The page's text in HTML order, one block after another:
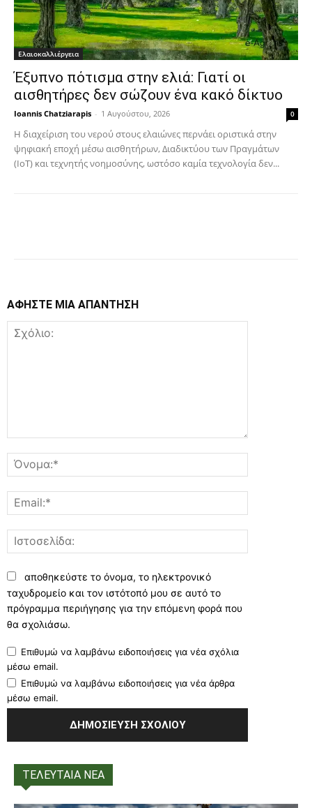
Ελαιοκαλλιέργεια
Έξυπνο πότισμα στην ελιά: Γιατί οι
αισθητήρες δεν σώζουν ένα κακό δίκτυο
Ioannis Chatziarapis - 1 Αυγούστου, 2026 0
Η διαχείριση του νερού στους ελαιώνες περνάει οριστικά στην
ψηφιακή εποχή μέσω αισθητήρων, Διαδικτύου των Πραγμάτων
(IoT) και τεχνητής νοημοσύνης, ωστόσο καμία τεχνολογία δεν...
ΑΦΗΣΤΕ ΜΙΑ ΑΠΑΝΤΗΣΗ
αποθηκεύστε το όνομα, το ηλεκτρονικό
ταχυδρομείο και τον ιστότοπό μου σε αυτό το
πρόγραμμα περιήγησης για την επόμενη φορά που
θα σχολιάσω.
Επιθυμώ να λαμβάνω ειδοποιήσεις για νέα σχόλια
μέσω email.
Επιθυμώ να λαμβάνω ειδοποιήσεις για νέα άρθρα
μέσω email.
ΤΕΛΕΥΤΑΙΑ ΝΕΑ